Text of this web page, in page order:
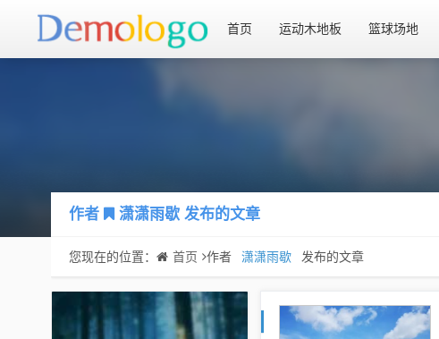
首页 运动木地板 篮球场地
作者 潇潇雨歇 发布的文章
您现在的位置： 首页 作者 潇潇雨歇 发布的文章